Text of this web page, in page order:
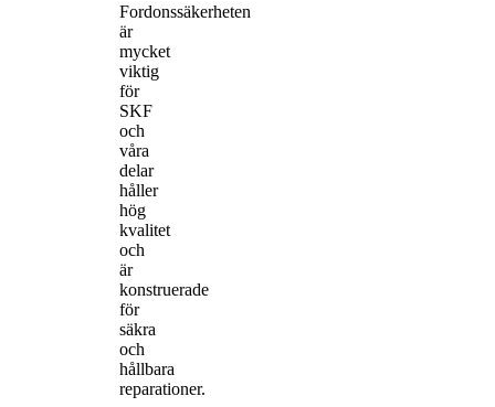
Fordonssäkerheten
är
mycket
viktig
för
SKF
och
våra
delar
håller
hög
kvalitet
och
är
konstruerade
för
säkra
och
hållbara
reparationer.